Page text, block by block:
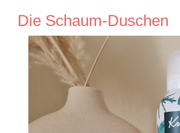
Die Schaum-Duschen